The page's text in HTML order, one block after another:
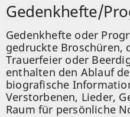
Gedenkhefte/
Gedenkhefte oder
gedruckte Broschüren,
Trauerfeier oder
enthalten den Ablauf
biografische
Verstorbenen, Lieder,
Raum für persönliche